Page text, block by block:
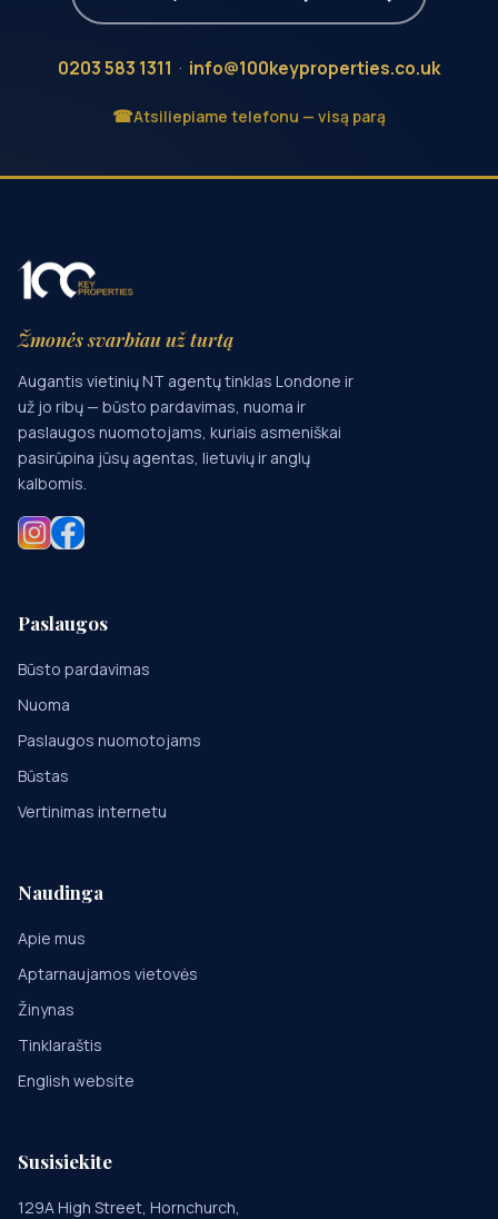
0203 583 1311 · info@100keyproperties.co.uk
Atsiliepiame telefonu — visą parą
Žmonės svarbiau už turtą
Augantis vietinių NT agentų tinklas Londone ir
už jo ribų — būsto pardavimas, nuoma ir
paslaugos nuomotojams, kuriais asmeniškai
pasirūpina jūsų agentas, lietuvių ir anglų
kalbomis.
Paslaugos
Būsto pardavimas
Nuoma
Paslaugos nuomotojams
Būstas
Vertinimas internetu
Naudinga
Apie mus
Aptarnaujamos vietovės
Žinynas
Tinklaraštis
English website
Susisiekite
129A High Street, Hornchurch,